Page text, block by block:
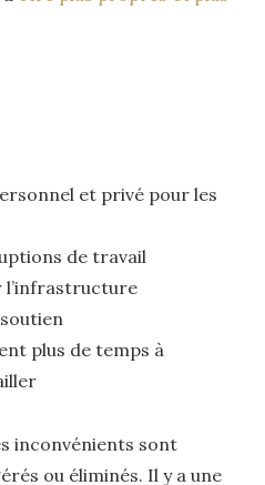
et privé pour les
de travail
l’infrastructure
plus de temps à
inconvénients sont
ou éliminés. Il y a une